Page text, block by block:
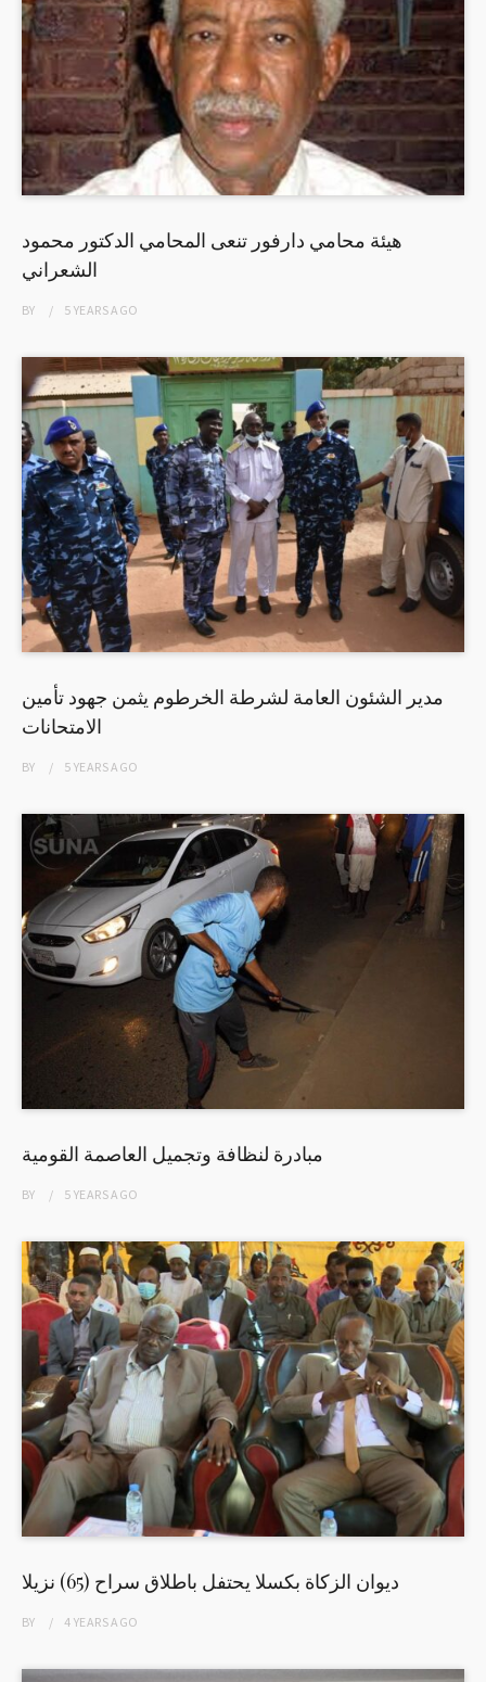
هيئة محامي دارفور تنعى المحامي الدكتور محمود
الشعراني
BY 5 YEARSAGO
مدير الشئون العامة لشرطة الخرطوم يثمن جهود تأمين
الامتحانات
BY 5 YEARSAGO
مبادرة لنظافة وتجميل العاصمة القومية
BY 5 YEARSAGO
ديوان الزكاة بكسلا يحتفل باطلاق سراح (65) نزيلا
BY 4 YEARSAGO